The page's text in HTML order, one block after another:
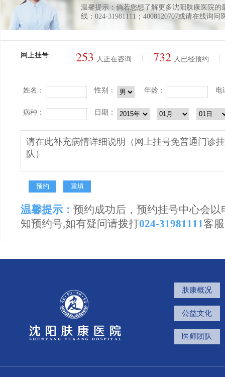
温馨提示：倘若您想了解更多沈阳肤康医院
线：024-31981111；4008120707或请在线询问
网上挂号: 253 人正在咨询 732 人已经预约
姓名： 性别： 年龄： 电
病种： 日期：
温馨提示： 预约成功后，预约挂号中心会
知预约号,如有疑问请拨打024-31981111客
肤康概况
公益文化
医师团队